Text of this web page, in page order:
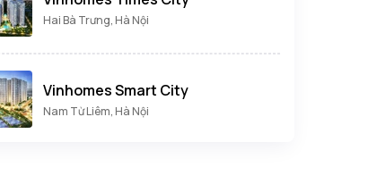
Hai Bà Trưng, Hà Nội
Vinhomes Smart City
Nam Từ Liêm, Hà Nội